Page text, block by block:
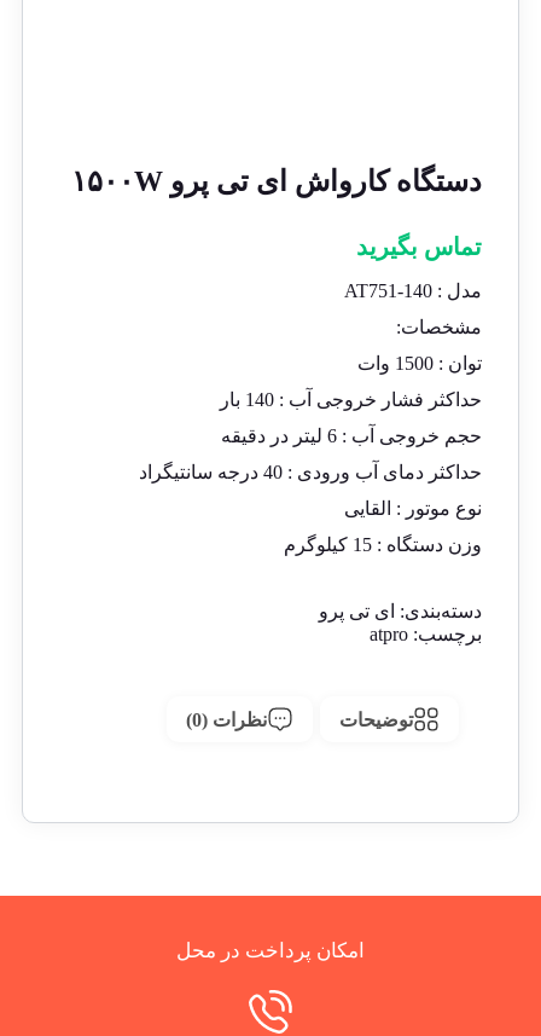
دستگاه کارواش ای تی پرو ۱۵۰۰W
تماس بگیرید
مدل : AT751-140
مشخصات:
توان : 1500 وات
حداکثر فشار خروجی آب : 140 بار
حجم خروجی آب : 6 لیتر در دقیقه
حداکثر دمای آب ورودی : 40 درجه سانتیگراد
نوع موتور : القایی
وزن دستگاه : 15 کیلوگرم
دسته‌بندی: ای تی پرو
برچسب: atpro
توضیحات نظرات (0)
امکان پرداخت در محل